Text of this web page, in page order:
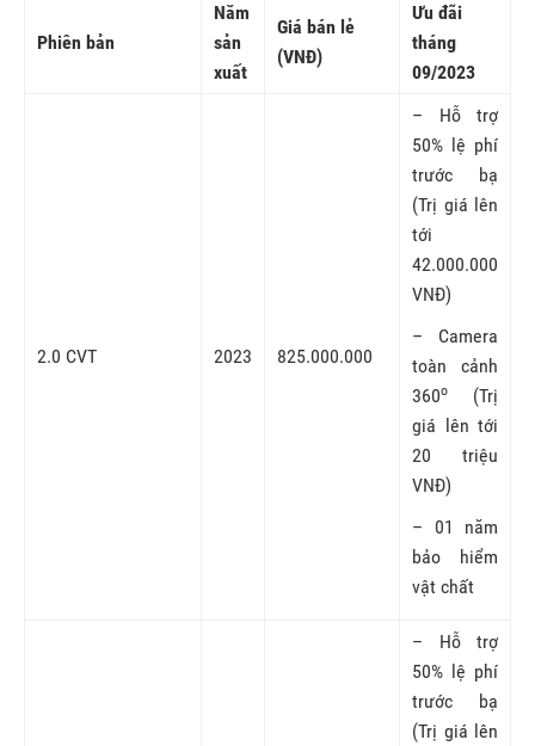
Phiên bản
Năm
sản
xuất
Giá bán lẻ
(VNĐ)
Ưu đãi
tháng
09/2023
2.0 CVT 2023 825.000.000
– Hỗ trợ
50% lệ phí
trước bạ
(Trị giá lên
tới
42.000.000
VNĐ)
– Camera
toàn cảnh
360o
(Trị
giá lên tới
20 triệu
VNĐ)
– 01 năm
bảo hiểm
vật chất
– Hỗ trợ
50% lệ phí
trước bạ
(Trị giá lên